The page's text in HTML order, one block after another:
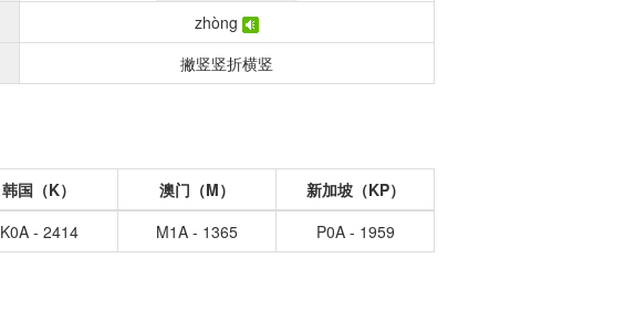
zhòng
撇竖竖折横竖
韩国（K） 澳门（M）
新加坡（KP）
K0A - 2414 M1A - 1365 P0A - 1959